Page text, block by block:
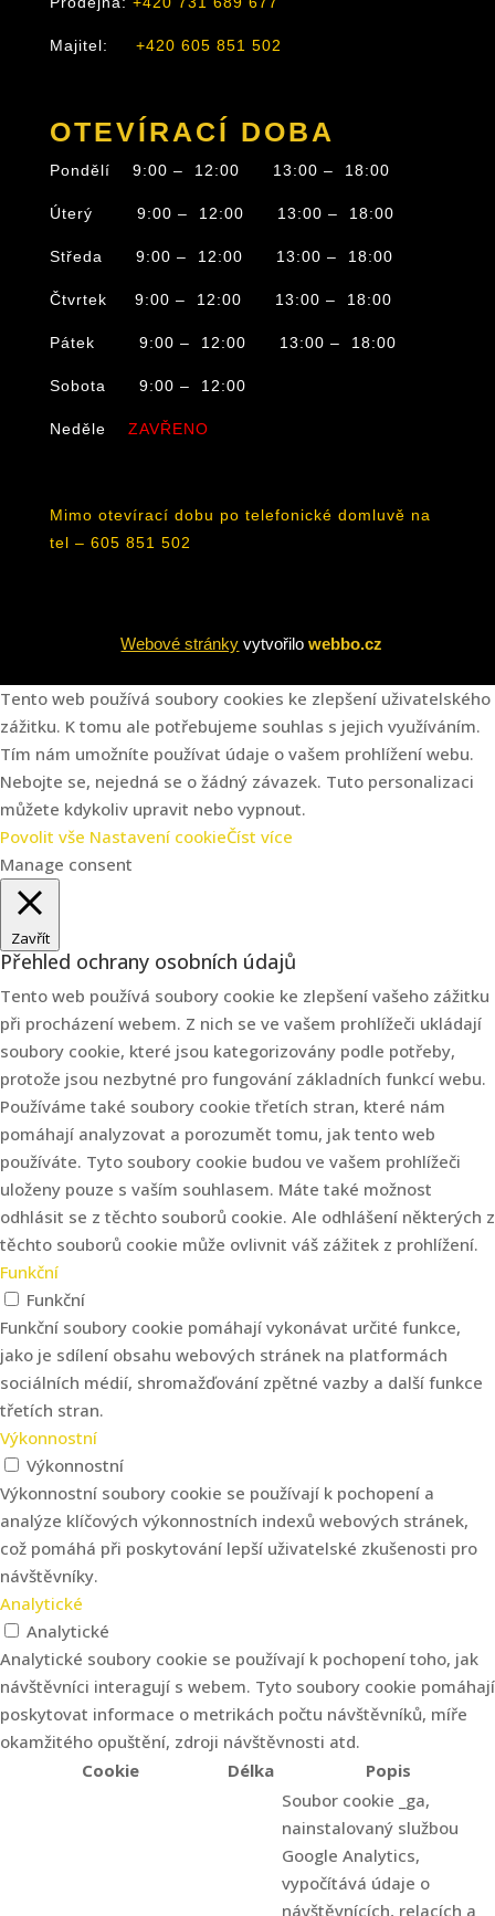
Majitel: +420 605 851 502
OTEVÍRACÍ DOBA
Pondělí 9:00 – 12:00 13:00 – 18:00
Úterý 9:00 – 12:00 13:00 – 18:00
Středa 9:00 – 12:00 13:00 – 18:00
Čtvrtek 9:00 – 12:00 13:00 – 18:00
Pátek 9:00 – 12:00 13:00 – 18:00
Sobota 9:00 – 12:00
Neděle ZAVŘENO
Mimo otevírací dobu po telefonické domluvě na
tel – 605 851 502
Webové stránky vytvořilo webbo.cz
Tento web používá soubory cookies ke zlepšení uživatelského
zážitku. K tomu ale potřebujeme souhlas s jejich využíváním.
Tím nám umožníte používat údaje o vašem prohlížení webu.
Nebojte se, nejedná se o žádný závazek. Tuto personalizaci
můžete kdykoliv upravit nebo vypnout.
Povolit vše Nastavení cookieČíst více
Manage consent
Zavřít
Přehled ochrany osobních údajů
Tento web používá soubory cookie ke zlepšení vašeho zážitku
při procházení webem. Z nich se ve vašem prohlížeči ukládají
soubory cookie, které jsou kategorizovány podle potřeby,
protože jsou nezbytné pro fungování základních funkcí webu.
Používáme také soubory cookie třetích stran, které nám
pomáhají analyzovat a porozumět tomu, jak tento web
používáte. Tyto soubory cookie budou ve vašem prohlížeči
uloženy pouze s vaším souhlasem. Máte také možnost
odhlásit se z těchto souborů cookie. Ale odhlášení některých z
těchto souborů cookie může ovlivnit váš zážitek z prohlížení.
Funkční
Funkční
Funkční soubory cookie pomáhají vykonávat určité funkce,
jako je sdílení obsahu webových stránek na platformách
sociálních médií, shromažďování zpětné vazby a další funkce
třetích stran.
Výkonnostní
Výkonnostní
Výkonnostní soubory cookie se používají k pochopení a
analýze klíčových výkonnostních indexů webových stránek,
což pomáhá při poskytování lepší uživatelské zkušenosti pro
návštěvníky.
Analytické
Analytické
Analytické soubory cookie se používají k pochopení toho, jak
návštěvníci interagují s webem. Tyto soubory cookie pomáhají
poskytovat informace o metrikách počtu návštěvníků, míře
okamžitého opuštění, zdroji návštěvnosti atd.
Cookie
Délka
Popis
Soubor cookie _ga,
nainstalovaný službou
Google Analytics,
vypočítává údaje o
návštěvnících, relacích a